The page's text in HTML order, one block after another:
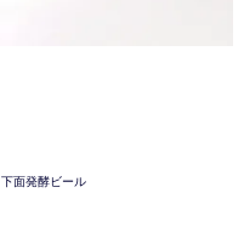
下面発酵ビール